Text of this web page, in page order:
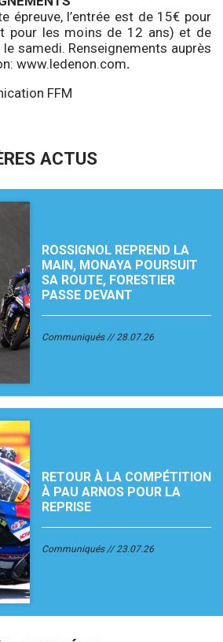
épreuve, l’entrée est de 15€ pour
pour les moins de 12 ans) et de
samedi. Renseignements auprès
www.ledenon.com.
FFM
ACTUS
ROSSIGNOL REPREND LA
MAIN, MONAYA POURSUIT
SA ROUTE, FORESTIER
PASSE DEVANT
Communiqués 28.07.26
RETOUR À LA COMPÉTITION
À PAU ARNOS POUR LA
REPRISE
Communiqués 23.07.26